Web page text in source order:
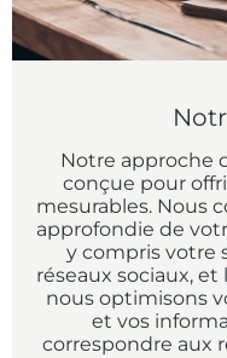
Notre approche
conçue pour
mesurables. Nous
approfondie de
y compris votre
réseaux sociaux, et
nous optimisons
et vos
correspondre aux